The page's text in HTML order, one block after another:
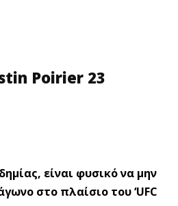
Poirier 23
είναι φυσικό να μην
στο πλαίσιο του ‘UFC